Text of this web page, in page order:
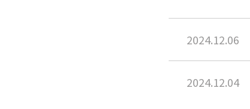
2024.12.06
2024.12.04